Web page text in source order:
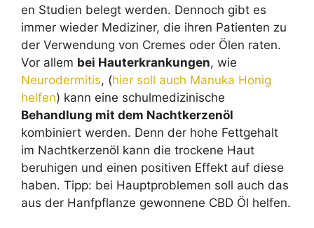
en Studien belegt werden. Dennoch gibt es
immer wieder Mediziner, die ihren Patienten zu
der Verwendung von Cremes oder Ölen raten.
Vor allem bei Hauterkrankungen, wie
Neurodermitis, (hier soll auch Manuka Honig
helfen) kann eine schulmedizinische
Behandlung mit dem Nachtkerzenöl
kombiniert werden. Denn der hohe Fettgehalt
im Nachtkerzenöl kann die trockene Haut
beruhigen und einen positiven Effekt auf diese
haben. Tipp: bei Hauptproblemen soll auch das
aus der Hanfpflanze gewonnene CBD Öl helfen.